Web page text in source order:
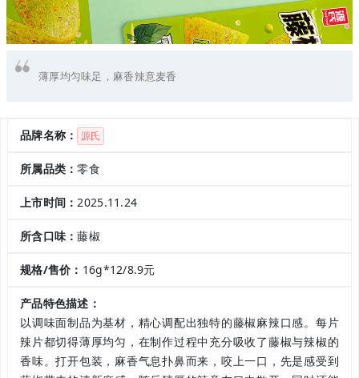
薄厚均匀味足，麻香辣意麦香
品牌名称： 源氏
所属品类：零食
上市时间：2025.11.24
所含口味：藤椒
规格/售价： 16g*12/8.9元
产品特色描述：
以调味面制品为基材，精心调配出独特的藤椒麻辣口感。每片
辣片都切得薄厚均匀，在制作过程中充分吸收了藤椒与辣椒的
香味。打开包装，麻香气息扑鼻而来，咬上一口，先是感受到